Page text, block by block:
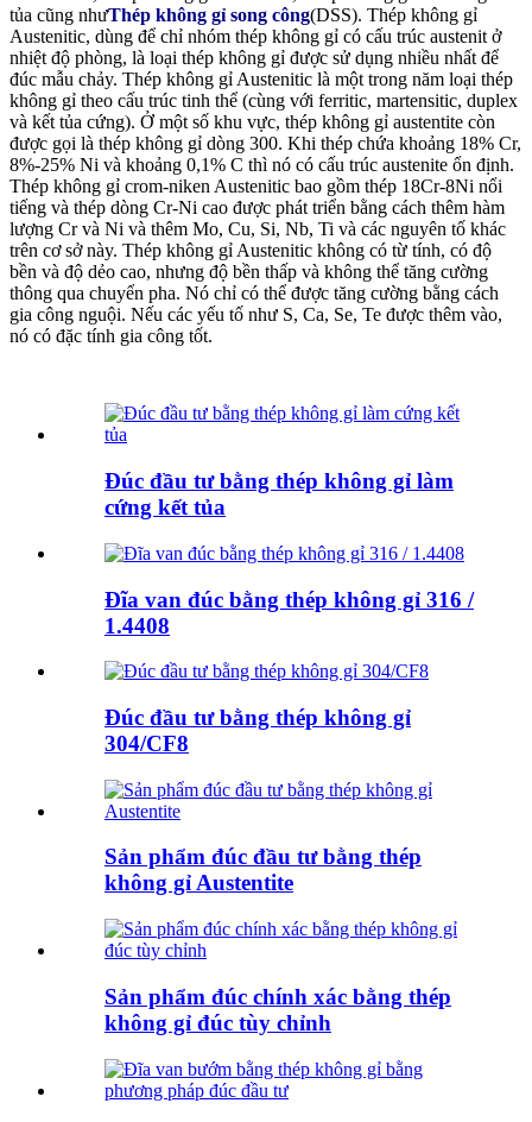
tủa cũng nhưThép không gỉ song công(DSS). Thép không gỉ
Austenitic, dùng để chỉ nhóm thép không gỉ có cấu trúc austenit ở
nhiệt độ phòng, là loại thép không gỉ được sử dụng nhiều nhất để
đúc mẫu chảy. Thép không gỉ Austenitic là một trong năm loại thép
không gỉ theo cấu trúc tinh thể (cùng với ferritic, martensitic, duplex
và kết tủa cứng). Ở một số khu vực, thép không gỉ austentite còn
được gọi là thép không gỉ dòng 300. Khi thép chứa khoảng 18% Cr,
8%-25% Ni và khoảng 0,1% C thì nó có cấu trúc austenite ổn định.
Thép không gỉ crom-niken Austenitic bao gồm thép 18Cr-8Ni nổi
tiếng và thép dòng Cr-Ni cao được phát triển bằng cách thêm hàm
lượng Cr và Ni và thêm Mo, Cu, Si, Nb, Ti và các nguyên tố khác
trên cơ sở này. Thép không gỉ Austenitic không có từ tính, có độ
bền và độ dẻo cao, nhưng độ bền thấp và không thể tăng cường
thông qua chuyển pha. Nó chỉ có thể được tăng cường bằng cách
gia công nguội. Nếu các yếu tố như S, Ca, Se, Te được thêm vào,
nó có đặc tính gia công tốt.
Đúc đầu tư bằng thép không gỉ làm
cứng kết tủa
Đĩa van đúc bằng thép không gỉ 316 /
1.4408
Đúc đầu tư bằng thép không gỉ
304/CF8
Sản phẩm đúc đầu tư bằng thép
không gỉ Austentite
Sản phẩm đúc chính xác bằng thép
không gỉ đúc tùy chỉnh